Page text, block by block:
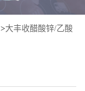
>大丰收醋酸锌/乙酸